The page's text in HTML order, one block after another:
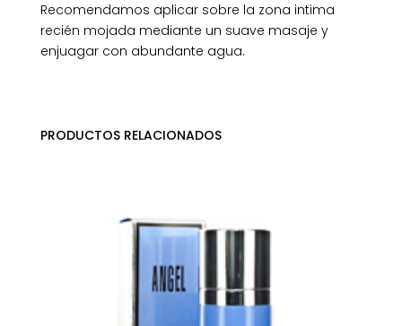
Recomendamos aplicar sobre la zona intima
recién mojada mediante un suave masaje y
enjuagar con abundante agua.
PRODUCTOS RELACIONADOS